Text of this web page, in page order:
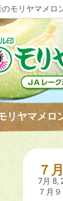
モリヤマメロ
リヤマメロ
７
7月 8,
７月